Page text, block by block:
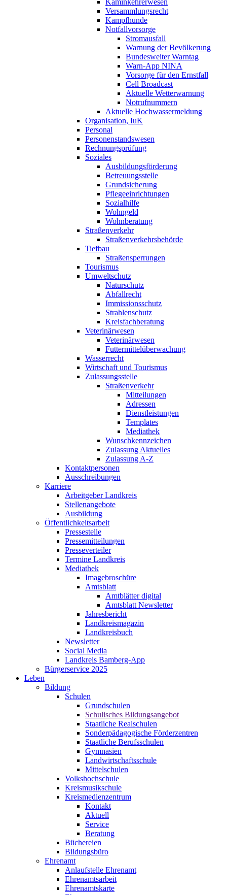
Kaminkehrerwesen
Versammlungsrecht
Kampfhunde
Notfallvorsorge
Stromausfall
Warnung der Bevölkerung
Bundesweiter Warntag
Warn-App NINA
Vorsorge für den Ernstfall
Cell Broadcast
Aktuelle Wetterwarnung
Notrufnummern
Aktuelle Hochwassermeldung
Organisation, IuK
Personal
Personenstandswesen
Rechnungsprüfung
Soziales
Ausbildungsförderung
Betreuungsstelle
Grundsicherung
Pflegeeinrichtungen
Sozialhilfe
Wohngeld
Wohnberatung
Straßenverkehr
Straßenverkehrsbehörde
Tiefbau
Straßensperrungen
Tourismus
Umweltschutz
Naturschutz
Abfallrecht
Immissionsschutz
Strahlenschutz
Kreisfachberatung
Veterinärwesen
Veterinärwesen
Futtermittelüberwachung
Wasserrecht
Wirtschaft und Tourismus
Zulassungsstelle
Straßenverkehr
Mitteilungen
Adressen
Dienstleistungen
Templates
Mediathek
Wunschkennzeichen
Zulassung Aktuelles
Zulassung A-Z
Kontaktpersonen
Ausschreibungen
Karriere
Arbeitgeber Landkreis
Stellenangebote
Ausbildung
Öffentlichkeitsarbeit
Pressestelle
Pressemitteilungen
Presseverteiler
Termine Landkreis
Mediathek
Imagebroschüre
Amtsblatt
Amtblätter digital
Amtsblatt Newsletter
Jahresbericht
Landkreismagazin
Landkreisbuch
Newsletter
Social Media
Landkreis Bamberg-App
Bürgerservice 2025
Leben
Bildung
Schulen
Grundschulen
Schulisches Bildungsangebot
Staatliche Realschulen
Sonderpädagogische Förderzentren
Staatliche Berufsschulen
Gymnasien
Landwirtschaftsschule
Mittelschulen
Volkshochschule
Kreismusikschule
Kreismedienzentrum
Kontakt
Aktuell
Service
Beratung
Büchereien
Bildungsbüro
Ehrenamt
Anlaufstelle Ehrenamt
Ehrenamtsarbeit
Ehrenamtskarte